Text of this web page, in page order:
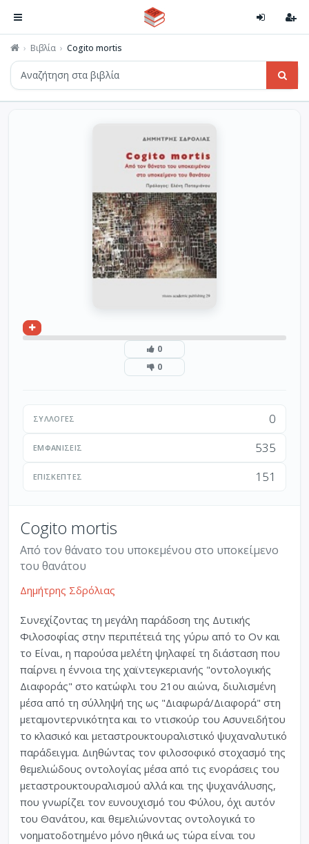
Βιβλία Cogito mortis
0
0
ΣΥΛΛΟΓΈΣ 0
ΕΜΦΑΝΊΣΕΙΣ 535
ΕΠΙΣΚΈΠΤΕΣ 151
Cogito mortis
Από τον θάνατο του υποκεμένου στο υποκείμενο
του θανάτου
Δημήτρης Σδρόλιας
Συνεχίζοντας τη μεγάλη παράδοση της Δυτικής
Φιλοσοφίας στην περιπέτειά της γύρω από το Ον και
το Είναι, η παρούσα μελέτη ψηλαφεί τη διάσταση που
παίρνει η έννοια της χαϊντεγκεριανής "οντολογικής
Διαφοράς" στο κατώφλι του 21ου αιώνα, διυλισμένη
μέσα από τη σύλληψή της ως "Διαφωρά/Διαφορά" στη
μεταμοντερνικότητα και το ντισκούρ του Ασυνειδήτου
το κλασικό και μεταστρουκτουραλιστικό ψυχαναλυτικό
παράδειγμα. Διηθώντας τον φιλοσοφικό στοχασμό της
θεμελιώδους οντολογίας μέσα από τις ενοράσεις του
μεταστρουκτουραλισμού αλλά και της ψυχανάλυσης,
που γνωρίζει τον ευνουχισμό του Φύλου, όχι αυτόν
του Θανάτου, και θεμελιώνοντας οντολογικά το
νοηματοδοτημένο μόνο ηθικά ως τώρα είναι του